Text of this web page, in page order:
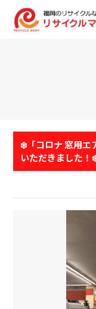
❄️「コロナ 窓用エ
いただきました！